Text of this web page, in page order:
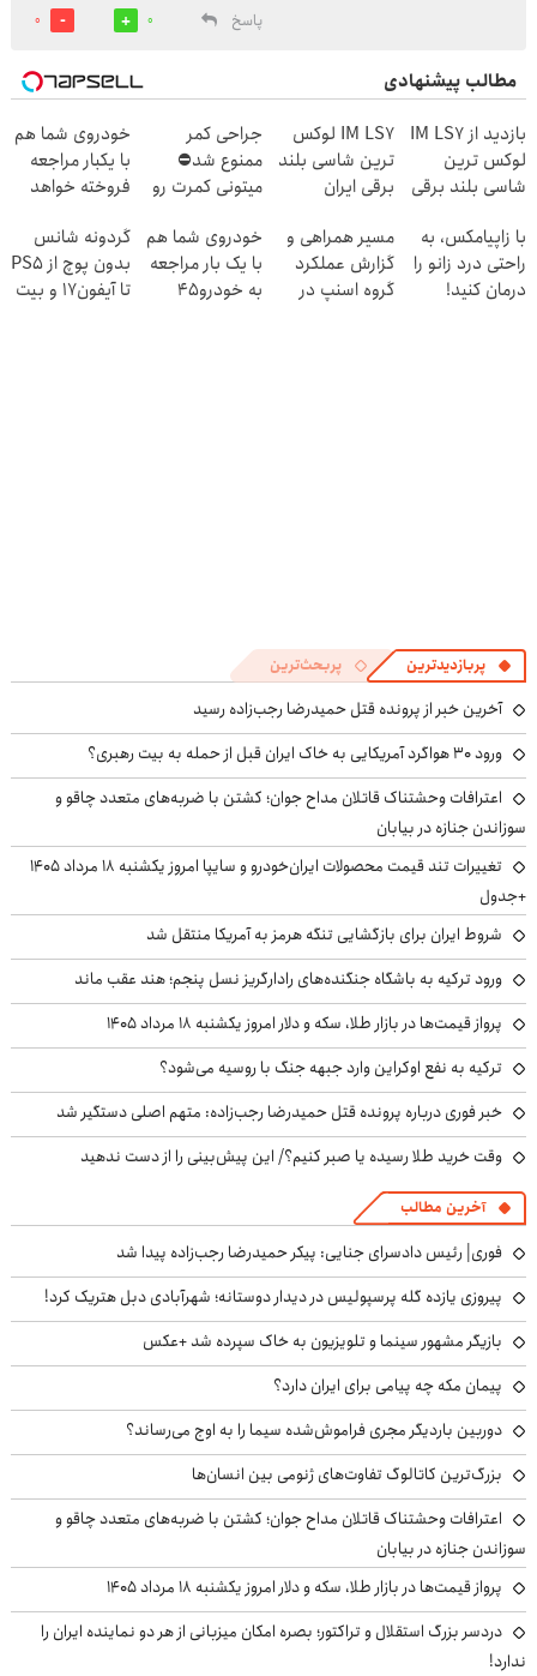
پاسخ
0
0
مطالب پیشنهادی
بازدید از IM LS7
لوکس ترین
شاسی بلند برقی
انقلاب
IM LS7 لوکس
ترین شاسی بلند
برقی ایران
جراحی کمر
ممنوع شد⛔
میتونی کمرت رو
کنی! 👈🏻
پرسش‌نامه
خودروی شما هم
با یکبار مراجعه
فروخته خواهد
با زاپیامکس، به
راحتی درد زانو را
درمان کنید!
مسیر همراهی و
گزارش عملکرد
گروه اسنپ در
خودروی شما هم
با یک بار مراجعه
به خودرو45
گردونه شانس
بدون پوچ از PS5
تا آیفون17 و بیت
پربازدیدترین پربحث‌ترین
آخرین خبر از پرونده قتل حمیدرضا رجب‌زاده رسید
ورود ۳۰ هواگرد آمریکایی به خاک ایران قبل از حمله به بیت رهبری؟
اعترافات وحشتناک قاتلان مداح جوان؛ کشتن با ضربه‌های متعدد چاقو و
سوزاندن جنازه در بیابان
تغییرات تند قیمت محصولات ایران‌خودرو و سایپا امروز یکشنبه ۱۸ مرداد ۱۴۰۵
+جدول
شروط ایران برای بازگشایی تنگه هرمز به آمریکا منتقل شد
ورود ترکیه به باشگاه جنگنده‌های رادارگریز نسل پنجم؛ هند عقب ماند
پرواز قیمت‌ها در بازار طلا، سکه و دلار امروز یکشنبه ۱۸ مرداد ۱۴۰۵
ترکیه به نفع اوکراین وارد جبهه جنگ با روسیه می‌شود؟
خبر فوری درباره پرونده قتل حمیدرضا رجب‌زاده: متهم اصلی دستگیر شد
وقت خرید طلا رسیده یا صبر کنیم؟/ این پیش‌بینی را از دست ندهید
آخرین مطالب
فوری| رئیس دادسرای جنایی: پیکر حمیدرضا رجب‌زاده پیدا شد
پیروزی یازده گله پرسپولیس در دیدار دوستانه؛ شهرآبادی دبل هتریک کرد!
بازیگر مشهور سینما و تلویزیون به خاک سپرده شد +عکس
پیمان مکه چه پیامی برای ایران دارد؟
دوربین باردیگر مجری فراموش‌شده سیما را به اوج می‌رساند؟
بزرگ‌ترین کاتالوگ تفاوت‌های ژنومی بین انسان‌ها
اعترافات وحشتناک قاتلان مداح جوان؛ کشتن با ضربه‌های متعدد چاقو و
سوزاندن جنازه در بیابان
پرواز قیمت‌ها در بازار طلا، سکه و دلار امروز یکشنبه ۱۸ مرداد ۱۴۰۵
دردسر بزرگ استقلال و تراکتور؛ بصره امکان میزبانی از هر دو نماینده ایران را
ندارد!